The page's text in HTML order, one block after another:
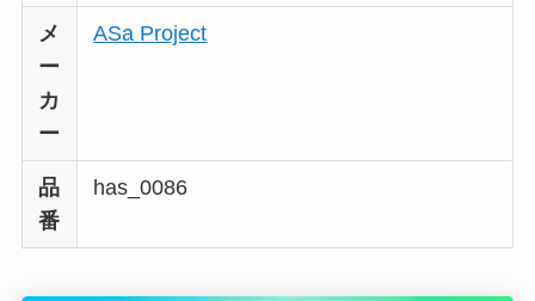
メ
ー
カ
ー
ASa Project
品
番
has_0086